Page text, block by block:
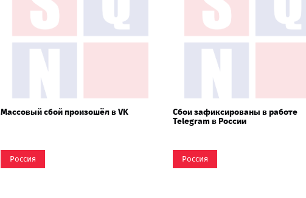
Массовый сбой произошёл в VK
Россия
Сбои зафиксированы в работе
Telegram в России
Россия